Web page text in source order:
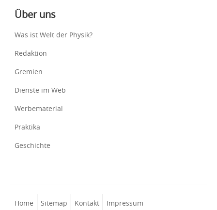
Über uns
Was ist Welt der Physik?
Redaktion
Gremien
Dienste im Web
Werbematerial
Praktika
Geschichte
Home Sitemap Kontakt Impressum